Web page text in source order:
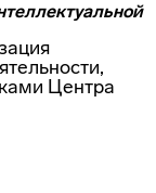
Центра